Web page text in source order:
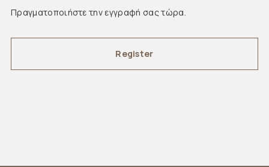
Πραγματοποιήστε την εγγραφή σας τώρα.
Register